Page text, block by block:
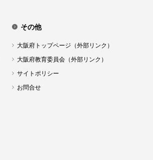
その他
大阪府トップページ（外部リンク）
大阪府教育委員会（外部リンク）
サイトポリシー
お問合せ